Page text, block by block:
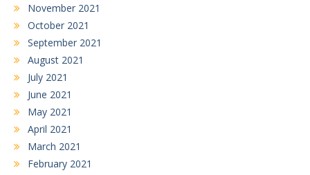
November 2021
October 2021
September 2021
August 2021
July 2021
June 2021
May 2021
April 2021
March 2021
February 2021